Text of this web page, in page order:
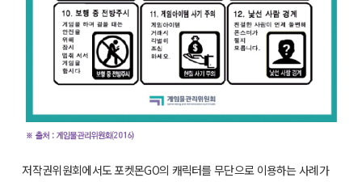
저작권위원회에서도 포켓몬GO의 캐릭터를 무단으로 이용하는 사례가